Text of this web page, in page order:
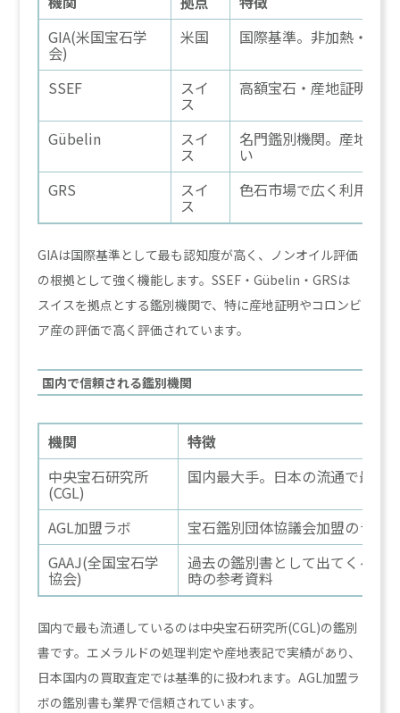
GIA(米国宝石学
会)
米国 国際基準。非加熱・無
SSEF スイ
ス
高額宝石・産地証明で
Gübelin スイ
ス
名門鑑別機関。産地鑑
い
GRS
スイ
ス
色石市場で広く利用さ
GIAは国際基準として最も認知度が高く、ノンオイル評価
の根拠として強く機能します。SSEF・Gübelin・GRSは
スイスを拠点とする鑑別機関で、特に産地証明やコロンビ
ア産の評価で高く評価されています。
国内で信頼される鑑別機関
機関
特徴
中央宝石研究所
(CGL)
国内最大手。日本の流通で最も
AGL加盟ラボ
宝石鑑別団体協議会加盟のラボ
GAAJ(全国宝石学
協会)
過去の鑑別書として出てくる場
時の参考資料
国内で最も流通しているのは中央宝石研究所(CGL)の鑑別
書です。エメラルドの処理判定や産地表記で実績があり、
日本国内の買取査定では基準的に扱われます。AGL加盟ラ
ボの鑑別書も業界で信頼されています。